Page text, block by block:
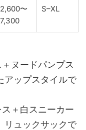
〜
S–XL
ヌードパンプス
アップスタイルで
ス＋白スニーカー
リュックサックで